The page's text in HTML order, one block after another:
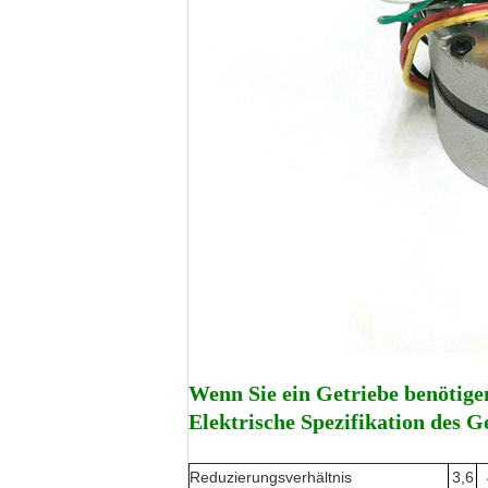
Wenn Sie ein Getriebe
Elektrische Spezifikation des
Reduzierungsverhältnis 3,6